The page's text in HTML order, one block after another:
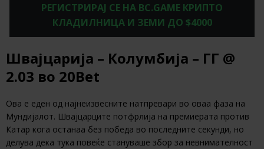
РЕГИСТРИРАЈ СЕ НА BC.GAME КРИПТО
КЛАДИЛНИЦА И ЗЕМИ ДО $4000
Швајцарија – Колумбија – ГГ @
2.03 во 20Bet
Ова е еден од најнеизвесните натпревари во оваа фаза на
Мундијалот. Швајцарците потфрлија на премиерата против
Катар кога останаа без победа во последните секунди, но
делува дека тука повеќе стануваше збор за невнимателност